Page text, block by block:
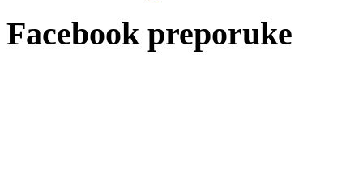
Facebook preporuke